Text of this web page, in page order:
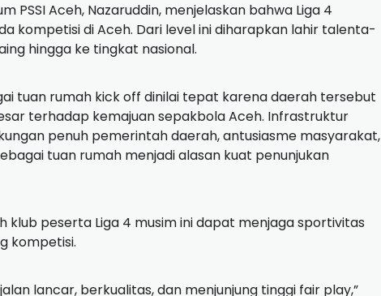
PSSI Aceh, Nazaruddin, menjelaskan bahwa Liga 4
kompetisi di Aceh. Dari level ini diharapkan lahir talenta-
hingga ke tingkat nasional.
tuan rumah kick off dinilai tepat karena daerah tersebut
terhadap kemajuan sepakbola Aceh. Infrastruktur
penuh pemerintah daerah, antusiasme masyarakat,
tuan rumah menjadi alasan kuat penunjukan
klub peserta Liga 4 musim ini dapat menjaga sportivitas
kompetisi.
lancar, berkualitas, dan menjunjung tinggi fair play,”